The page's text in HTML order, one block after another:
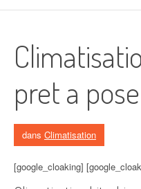
pret a
dans Climatisation
[google_cloaking]